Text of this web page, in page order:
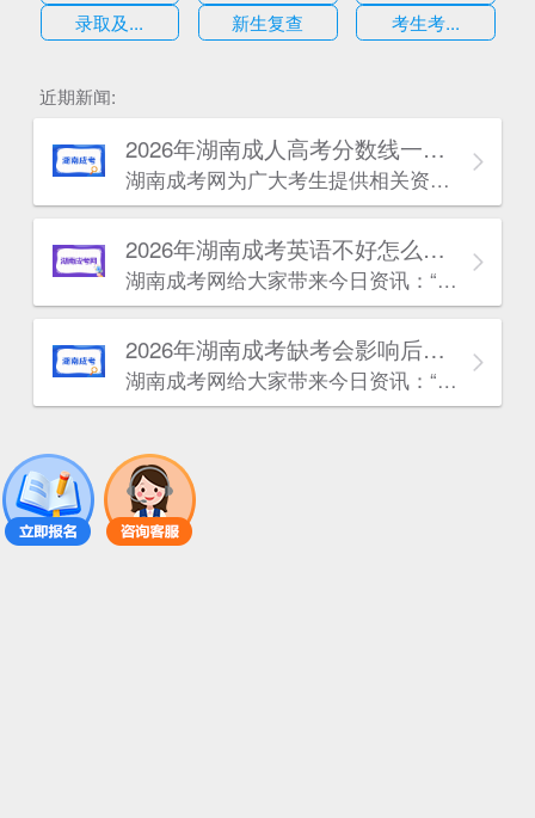
录取及...
新生复查 考生考...
近期新闻:
2026年湖南成人高考分数线一般受什么影响?
湖南成考网为广大考生提供相关资讯：2026年湖南成人高考分数线一般受什么影响?接下来湖南成考小编为大家整理了相关内容，如果对内容有疑问，可以点击网页端右侧或手机端的下方进入咨询入口，免费一对一答疑解惑。
2026年湖南成考英语不好怎么办？
湖南成考网给大家带来今日资讯：“2026年湖南成考英语不好怎么办?”很多同学对这个问题还不了解，下面小编整理了相关内容，一起来看看吧!如有疑问，考生可【点击咨询老师】
2026年湖南成考缺考会影响后面再报考吗？
湖南成考网给大家带来今日资讯：“2026年湖南成考缺考会影响后面再报考吗?”很多同学对这个问题还不了解，下面小编整理了相关内容，一起来看看吧!如有疑问，考生可【点击咨询老师】